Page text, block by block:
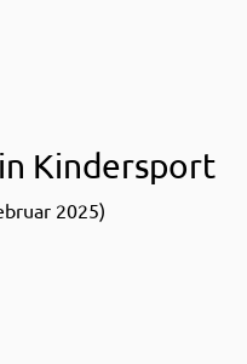
Kindersport
2025)